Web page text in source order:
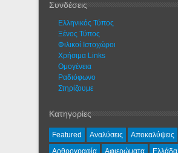
Συνδέσεις
Ελληνικός Τύπος
Ξένος Τύπος
Φιλικοί Ιστοχώροι
Χρήσιμα Links
Ομογένεια
Ραδιόφωνο
Στηρίζουμε
Κατηγορίες
Featured Αναλύσεις
Αποκαλύψεις